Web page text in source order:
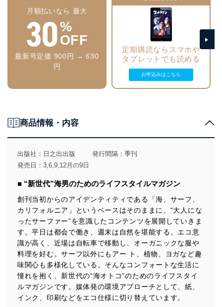
男のキャンプめし。【ジューシーな牛コマ切れ肉のベーコン巻きステー
キ！】
次号予告/海オトコのための今月のSHOP
【デジタル特典】まだまだいるカッコいい男たち。激写!おかわりSNAP!
【デジタル特典】二瓶有加と僕の妄想水着デート。
ウワサのSJSカスタムが日本に初上陸したんだって！
履いてるのは何？SNAP!足元のリアルを探れ。
世界中のスニーカー好きが最近のアシックスに注目！
スニーカー慣れした足が選ぶ合わせ技ブーツとは？
FineなMOVIE
速水もこみちの服×食。【ざっくりニット×オニオンスープ】
漫画 東京カンミナーレ
COLLECTION to COLLECTION
パリ五輪アスリート 代表の座を勝ち取ったその先のサーフィンとは？
自転車でお洒落に街クルーズ！【金町】
FINEST THINGS
別冊ムックのご紹介
SHOP LIST
男のキャンプめし。【1度で2度楽しめるとろ～り鶏だんご！】
【デジタル特典】二瓶有加と僕の妄想水着デート。
月額払いなら 最大
30%
OFF
最新号定価 900円 → 630
円
定期購読ならスマホや
タブレットでも読める
お申込みはこちら
商品情報・内容
出版社： 日之出出版
発行間隔：季刊
発売日：3,6,9,12月の9日
■ “新世代”海男のためのライフスタイルマガジン
創刊当初からのアイデンティティである「海、サーフ、
カリフォルニア」というベースはそのままに、“大人にな
ったサーファー”を意識したコンテンツを展開していきま
す。平日は都会で働き、週末は自然を堪能する。エコ意
識が高く、近場は自転車で移動し、オーガニックな服や
料理を好む。サーフ以外にもアー ト、植物、ヨガなど趣
味関心も多様化している。そんなコンフォートな生活に
憧れを抱く、新世代の“海オトコ”のためのライフスタイ
ルマガジンです。媒体発の環境アプローチとして、紙、
インク、印刷などをエコ仕様に切り替えています。